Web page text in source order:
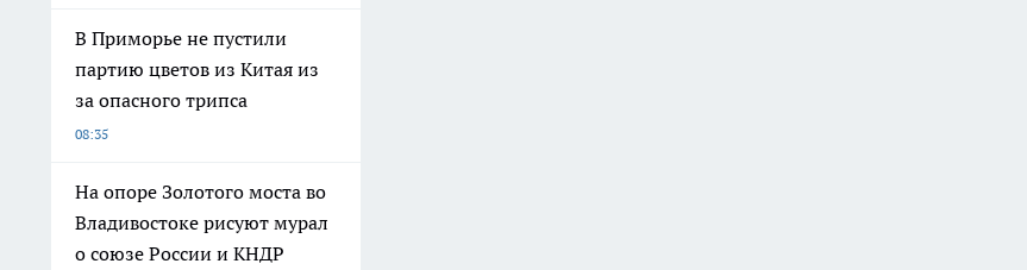
В Приморье не пустили
партию цветов из Китая из
за опасного трипса
08:35
На опоре Золотого моста во
Владивостоке рисуют мурал
о союзе России и КНДР